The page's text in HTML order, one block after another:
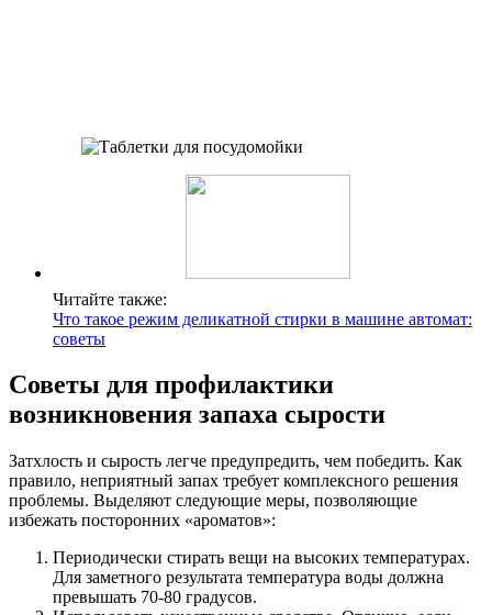
Читайте также:
Что такое режим деликатной стирки в машине автомат:
советы
Советы для профилактики
возникновения запаха сырости
Затхлость и сырость легче предупредить, чем победить. Как
правило, неприятный запах требует комплексного решения
проблемы. Выделяют следующие меры, позволяющие
избежать посторонних «ароматов»:
Периодически стирать вещи на высоких температурах.
Для заметного результата температура воды должна
превышать 70-80 градусов.